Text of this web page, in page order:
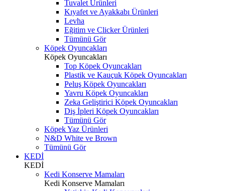
Tuvalet Ürünleri
Kıyafet ve Ayakkabı Ürünleri
Levha
Eğitim ve Clicker Ürünleri
Tümünü Gör
Köpek Oyuncakları
Köpek Oyuncakları
Top Köpek Oyuncakları
Plastik ve Kauçuk Köpek Oyuncakları
Peluş Köpek Oyuncakları
Yavru Köpek Oyuncakları
Zeka Geliştirici Köpek Oyuncakları
Diş İpleri Köpek Oyuncakları
Tümünü Gör
Köpek Yaz Ürünleri
N&D White ve Brown
Tümünü Gör
KEDİ
KEDİ
Kedi Konserve Mamaları
Kedi Konserve Mamaları